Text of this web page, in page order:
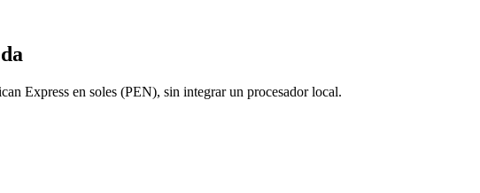
Express en soles (PEN), sin integrar un procesador local.